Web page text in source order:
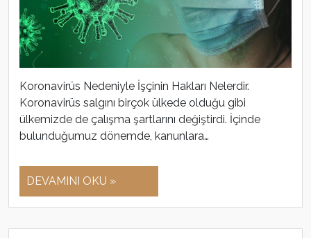
Koronavirüs Nedeniyle İşçinin Hakları Nelerdir.
Koronavirüs salgını birçok ülkede olduğu gibi
ülkemizde de çalışma şartlarını değiştirdi. İçinde
bulunduğumuz dönemde, kanunlara…
DEVAMINI OKU »